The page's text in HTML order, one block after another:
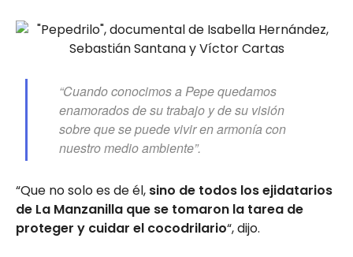
“Cuando conocimos a Pepe quedamos
enamorados de su trabajo y de su visión
sobre que se puede vivir en armonía con
nuestro medio ambiente”.
“Que no solo es de él, sino de todos los ejidatarios
de La Manzanilla que se tomaron la tarea de
proteger y cuidar el cocodrilario“, dijo.